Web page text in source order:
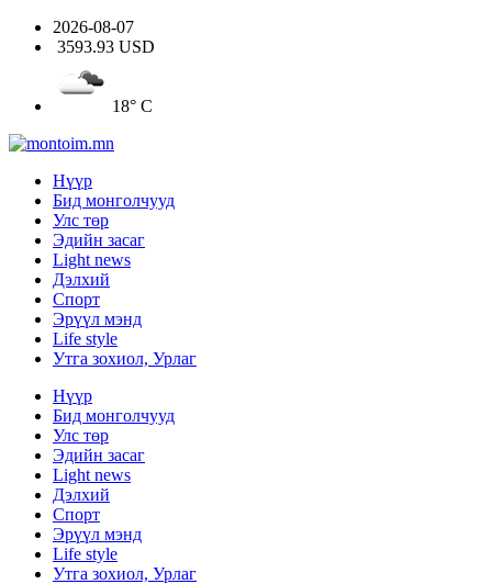
2026-08-07
3593.93 USD
18° C
Нүүр
Бид монголчууд
Улс төр
Эдийн засаг
Light news
Дэлхий
Спорт
Эрүүл мэнд
Life style
Утга зохиол, Урлаг
Нүүр
Бид монголчууд
Улс төр
Эдийн засаг
Light news
Дэлхий
Спорт
Эрүүл мэнд
Life style
Утга зохиол, Урлаг